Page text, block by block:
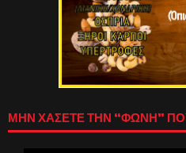
ΜΗΝ ΧΑΣΕΤΕ ΤΗΝ “ΦΩΝΗ”